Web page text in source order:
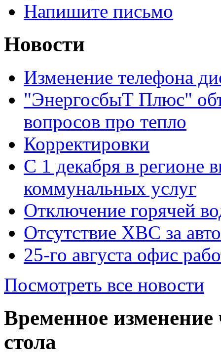
Напишите письмо
Новости
Изменение телефона
"ЭнергосбыТ Плюс"
вопросов про тепло
Корректировки
С 1 декабря в регионе
коммунальных услуг
Отключение горячей
Отсутствие ХВС за
25-го августа офис
Посмотреть все новости
Временное изменение
стола